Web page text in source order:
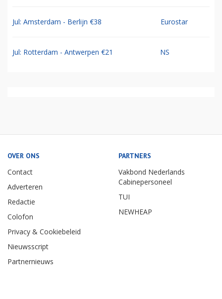
Jul: Amsterdam - Berlijn €38 Eurostar
Jul: Rotterdam - Antwerpen €21 NS
OVER ONS
Contact
Adverteren
Redactie
Colofon
Privacy & Cookiebeleid
Nieuwsscript
Partnernieuws
PARTNERS
Vakbond Nederlands
Cabinepersoneel
TUI
NEWHEAP